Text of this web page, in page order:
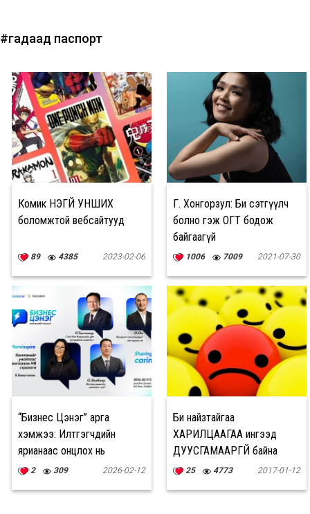
#гадаад паспорт
Комик ҮНЭГҮЙ УНШИХ
боломжтой вебсайтууд
89 4385 2023-02-06
Г. Хонгорзул: Би сэтгүүлч
болно гэж ОГТ бодож
байгаагүй
1006 7009 2021-07-30
“Бизнес Цэнэг” арга
хэмжээ: Илтгэгчдийн
ярианаас онцлох нь
2 309 2026-02-12
Би найзтайгаа
ХАРИЛЦААГАА ингээд
ДУУСГАМААРГҮЙ байна
25 4773 2017-01-12